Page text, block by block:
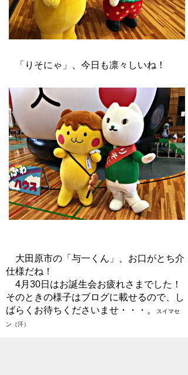
「りそにゃ」、今日も凛々しいね！
大田原市の「与一くん」、お口がとち介
仕様だね！
4月30日はお誕生会お疲れさまでした！
そのときの様子はブログに載せるので、し
ばらくお待ちくださいませ・・・。
スイマセ
ン（汗）